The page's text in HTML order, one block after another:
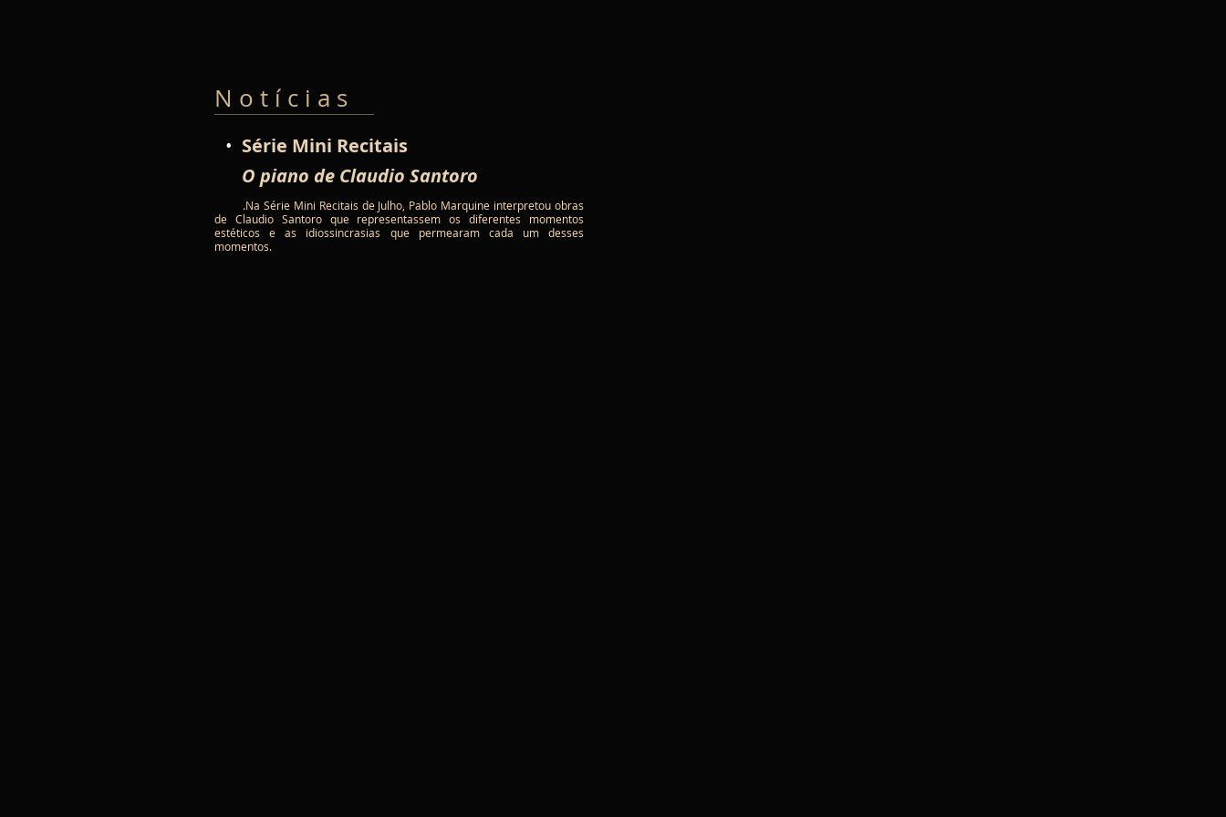
N o t í c i a s
• Série Mini Recitais
O piano de Claudio Santoro
.Na Série Mini Recitais de Julho, Pablo Marquine interpretou obras
de Claudio Santoro que representassem os diferentes momentos
estéticos e as idiossincrasias que permearam cada um desses
momentos.